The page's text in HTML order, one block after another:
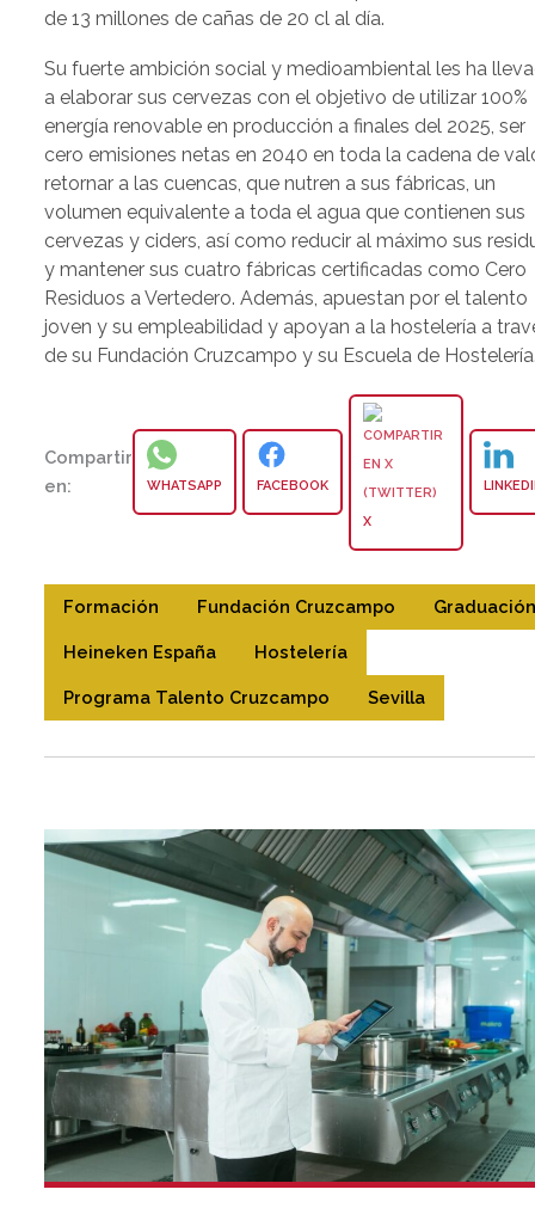
de 13 millones de cañas de 20 cl al día.
Su fuerte ambición social y medioambiental les ha
a elaborar sus cervezas con el objetivo de utilizar 100%
energía renovable en producción a finales del 2025, ser
cero emisiones netas en 2040 en toda la cadena de
retornar a las cuencas, que nutren a sus fábricas, un
volumen equivalente a toda el agua que contienen sus
cervezas y ciders, así como reducir al máximo sus
y mantener sus cuatro fábricas certificadas como Cero
Residuos a Vertedero. Además, apuestan por el talento
joven y su empleabilidad y apoyan a la hostelería a
de su Fundación Cruzcampo y su Escuela de
Compartir
en:
WHATSAPP FACEBOOK
X
Formación Fundación Cruzcampo
Heineken España Hostelería
Programa Talento Cruzcampo Sevilla